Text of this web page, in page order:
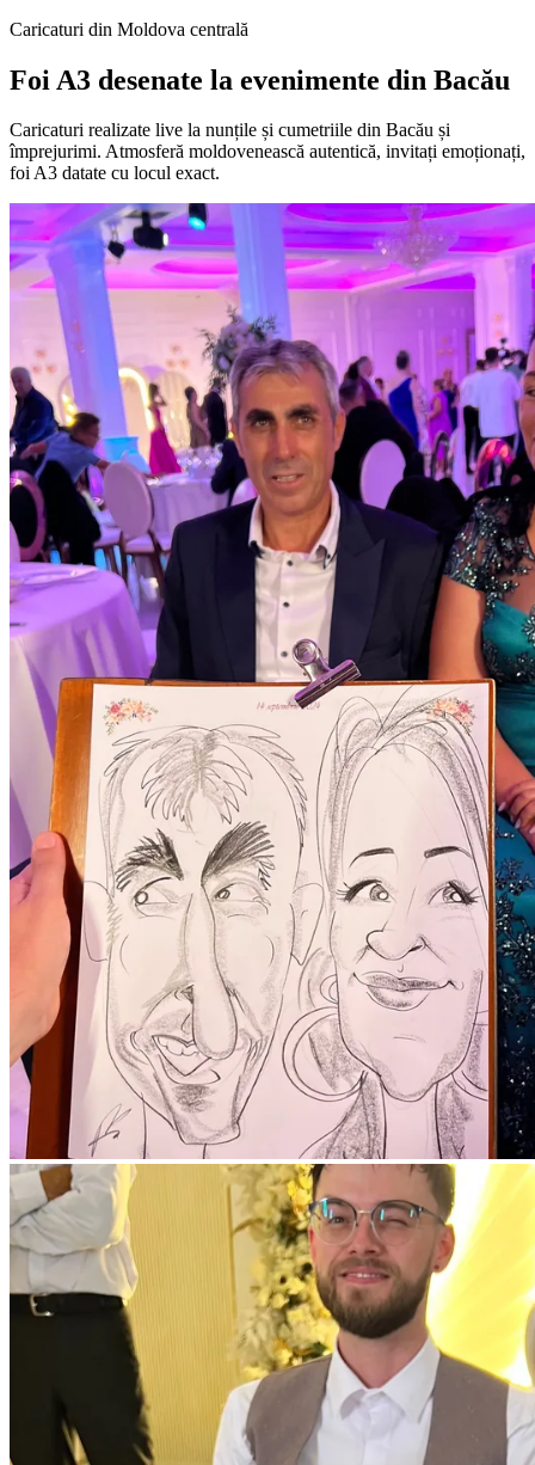
Caricaturi din Moldova centrală
Foi A3 desenate la evenimente din Bacău
Caricaturi realizate live la nunțile și cumetriile din Bacău și
împrejurimi. Atmosferă moldovenească autentică, invitați emoționați,
foi A3 datate cu locul exact.